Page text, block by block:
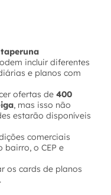
incluir diferentes
e planos com
ofertas de400
, mas isso não
estarão disponíveis
comerciais
o CEP e
os cards de planos